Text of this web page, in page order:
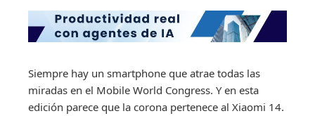
Siempre hay un smartphone que atrae todas las
miradas en el Mobile World Congress. Y en esta
edición parece que la corona pertenece al Xiaomi 14.